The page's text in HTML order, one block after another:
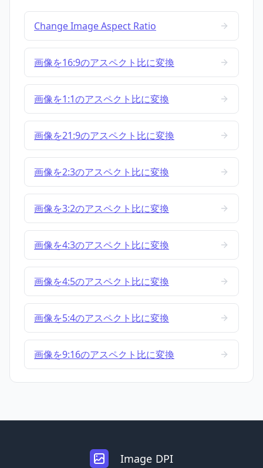
Change Image Aspect Ratio
画像を16:9のアスペクト比に変換
画像を1:1のアスペクト比に変換
画像を21:9のアスペクト比に変換
画像を2:3のアスペクト比に変換
画像を3:2のアスペクト比に変換
画像を4:3のアスペクト比に変換
画像を4:5のアスペクト比に変換
画像を5:4のアスペクト比に変換
画像を9:16のアスペクト比に変換
Image DPI